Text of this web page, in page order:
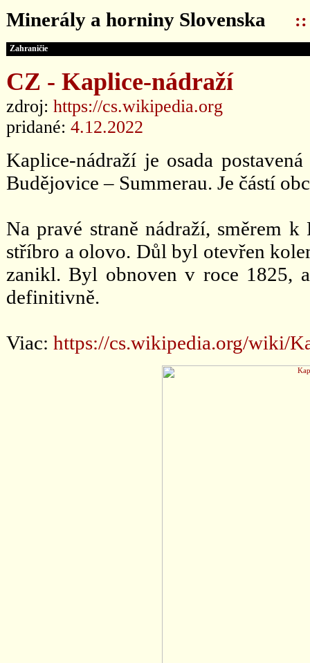
Minerály a horniny Slovenska ::
Zahraničie
CZ - Kaplice-nádraží
zdroj: https://cs.wikipedia.org
pridané: 4.12.2022
Kaplice-nádraží je osada
Budějovice – Summerau. Je částí
Na pravé straně nádraží, směrem
stříbro a olovo. Důl byl otevřen
zanikl. Byl obnoven v roce 1825,
definitivně.
Viac: https://cs.wikipedia.org/wiki/